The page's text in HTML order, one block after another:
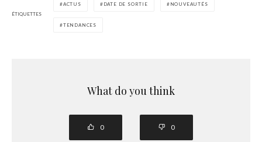
ÉTIQUETTES
ACTUS DATE DE SORTIE NOUVEAUTÉS
TENDANCES
What do you think
0 0